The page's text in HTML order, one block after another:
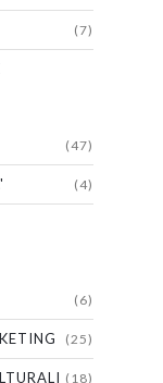
(7)
(47)
(4)
(6)
(25)
(18)